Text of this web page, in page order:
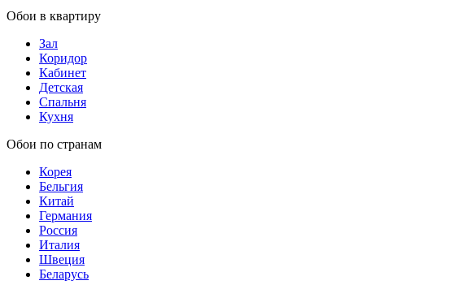
Обои в квартиру
Зал
Коридор
Кабинет
Детская
Спальня
Кухня
Обои по странам
Корея
Бельгия
Китай
Германия
Россия
Италия
Швеция
Беларусь